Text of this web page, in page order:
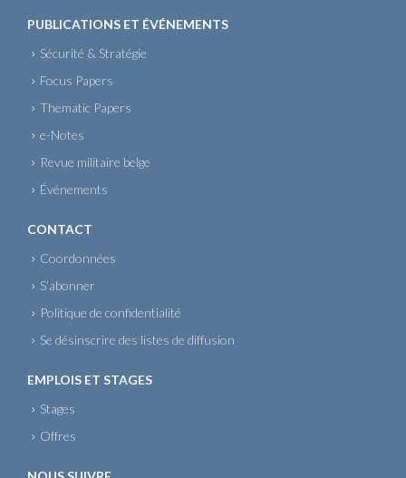
PUBLICATIONS ET ÉVÉNEMENTS
Sécurité & Stratégie
Focus Papers
Thematic Papers
e-Notes
Revue militaire belge
Événements
CONTACT
Coordonnées
S’abonner
Politique de confidentialité
Se désinscrire des listes de diffusion
EMPLOIS ET STAGES
Stages
Offres